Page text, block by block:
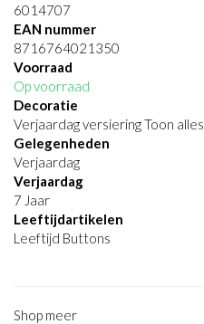
6014707
EAN nummer
8716764021350
Voorraad
Op voorraad
Decoratie
Verjaardag versiering Toon alles
Gelegenheden
Verjaardag
Verjaardag
7 Jaar
Leeftijdartikelen
Leeftijd Buttons
Shop meer